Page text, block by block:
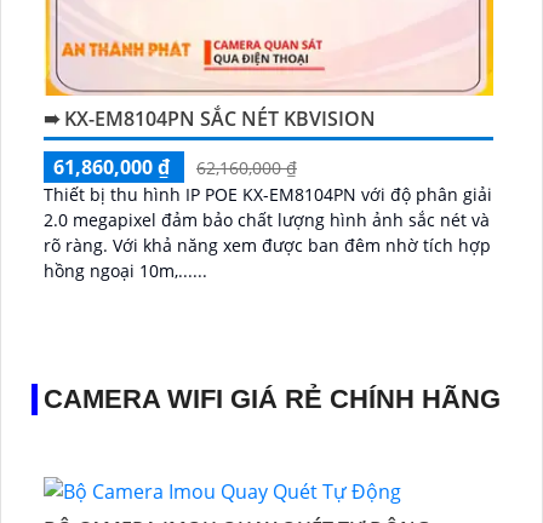
➠ KX-EM8104PN SẮC NÉT KBVISION
61,860,000 ₫
62,160,000 ₫
Thiết bị thu hình IP POE KX-EM8104PN với độ phân giải
2.0 megapixel đảm bảo chất lượng hình ảnh sắc nét và
rõ ràng. Với khả năng xem được ban đêm nhờ tích hợp
hồng ngoại 10m,......
CAMERA WIFI GIÁ RẺ CHÍNH HÃNG